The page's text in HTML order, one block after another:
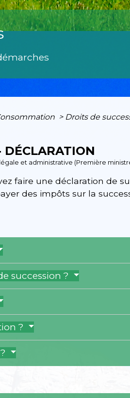
> Droits de
DÉCLARATION
et administrative (Première
faire une déclaration de
des impôts sur la
succession ?
?